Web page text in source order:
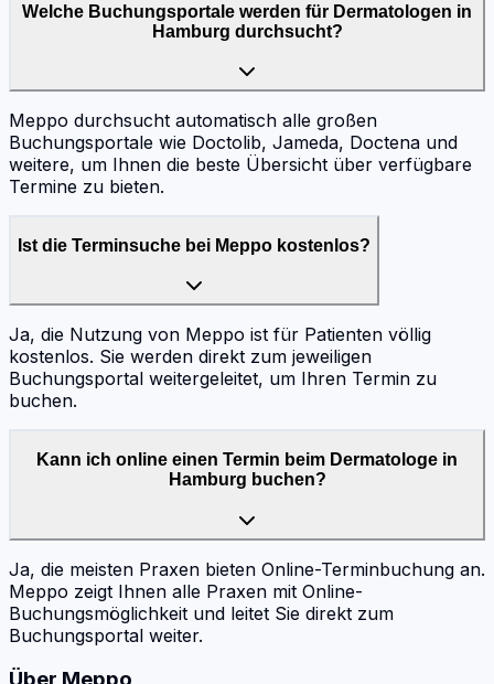
Welche Buchungsportale werden für Dermatologen in
Hamburg durchsucht?
Meppo durchsucht automatisch alle großen
Buchungsportale wie Doctolib, Jameda, Doctena und
weitere, um Ihnen die beste Übersicht über verfügbare
Termine zu bieten.
Ist die Terminsuche bei Meppo kostenlos?
Ja, die Nutzung von Meppo ist für Patienten völlig
kostenlos. Sie werden direkt zum jeweiligen
Buchungsportal weitergeleitet, um Ihren Termin zu
buchen.
Kann ich online einen Termin beim Dermatologe in
Hamburg buchen?
Ja, die meisten Praxen bieten Online-Terminbuchung an.
Meppo zeigt Ihnen alle Praxen mit Online-
Buchungsmöglichkeit und leitet Sie direkt zum
Buchungsportal weiter.